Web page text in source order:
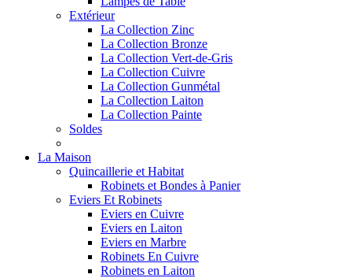
Extérieur
La Collection Zinc
La Collection Bronze
La Collection Vert-de-Gris
La Collection Cuivre
La Collection Gunmétal
La Collection Laiton
La Collection Painte
Soldes
La Maison
Quincaillerie et Habitat
Robinets et Bondes à Panier
Eviers Et Robinets
Eviers en Cuivre
Eviers en Laiton
Eviers en Marbre
Robinets En Cuivre
Robinets en Laiton